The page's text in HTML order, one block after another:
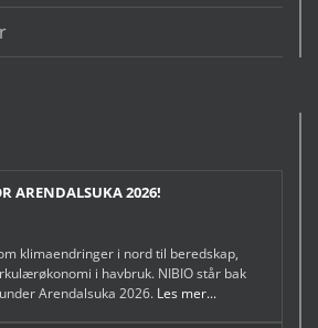
ARENDALSUKA 2026!
klimaendringer i nord til beredskap,
i havbruk. NIBIO står bak
Arendalsuka 2026. Les mer...